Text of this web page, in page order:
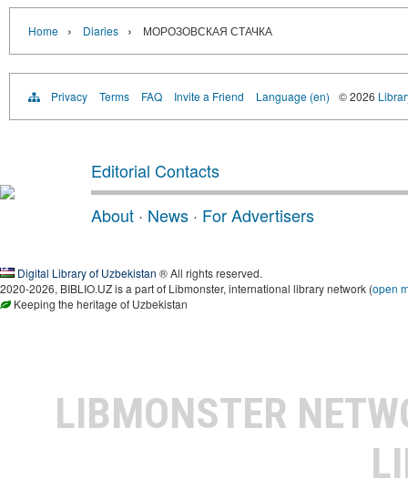
Home › Diaries › МОРОЗОВСКАЯ СТАЧКА
Privacy Terms FAQ Invite a Friend Language (en) © 2026
Editorial Contacts
About · News · For Advertisers
Digital Library of Uzbekistan ® All rights reserved.
2020-2026, BIBLIO.UZ is a part of Libmonster, international library network (open
Keeping the heritage of Uzbekistan
LIBMONSTER